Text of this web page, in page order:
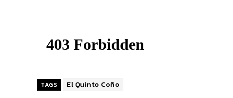
TAGS El Quinto Coño